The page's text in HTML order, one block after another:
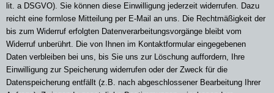
lit. a DSGVO). Sie können diese Einwilligung jederzeit widerrufen. Dazu
reicht eine formlose Mitteilung per E-Mail an uns. Die Rechtmäßigkeit der
bis zum Widerruf erfolgten Datenverarbeitungsvorgänge bleibt vom
Widerruf unberührt. Die von Ihnen im Kontaktformular eingegebenen
Daten verbleiben bei uns, bis Sie uns zur Löschung auffordern, Ihre
Einwilligung zur Speicherung widerrufen oder der Zweck für die
Datenspeicherung entfällt (z.B. nach abgeschlossener Bearbeitung Ihrer